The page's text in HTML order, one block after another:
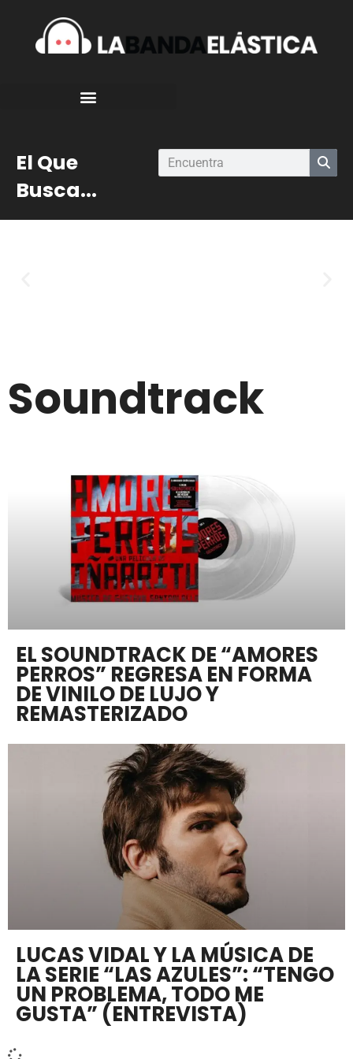
El Que
Busca...
Soundtrack
EL SOUNDTRACK DE “AMORES
PERROS” REGRESA EN FORMA
DE VINILO DE LUJO Y
REMASTERIZADO
LUCAS VIDAL Y LA MÚSICA DE
LA SERIE “LAS AZULES”: “TENGO
UN PROBLEMA, TODO ME
GUSTA” (ENTREVISTA)